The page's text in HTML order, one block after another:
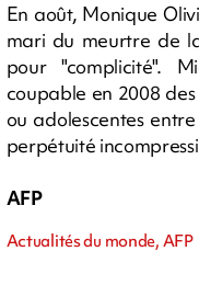
En août, Monique
mari du meurtre de
pour "complicité".
coupable en 2008
ou adolescentes
perpétuité
AFP
Actualités du monde, AFP